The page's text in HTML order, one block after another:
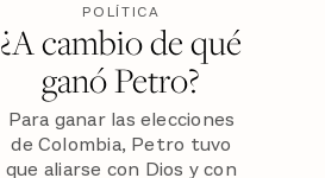
POLÍTICA
¿A cambio de qué
ganó Petro?
Para ganar las elecciones
de Colombia, Petro tuvo
que aliarse con Dios y con